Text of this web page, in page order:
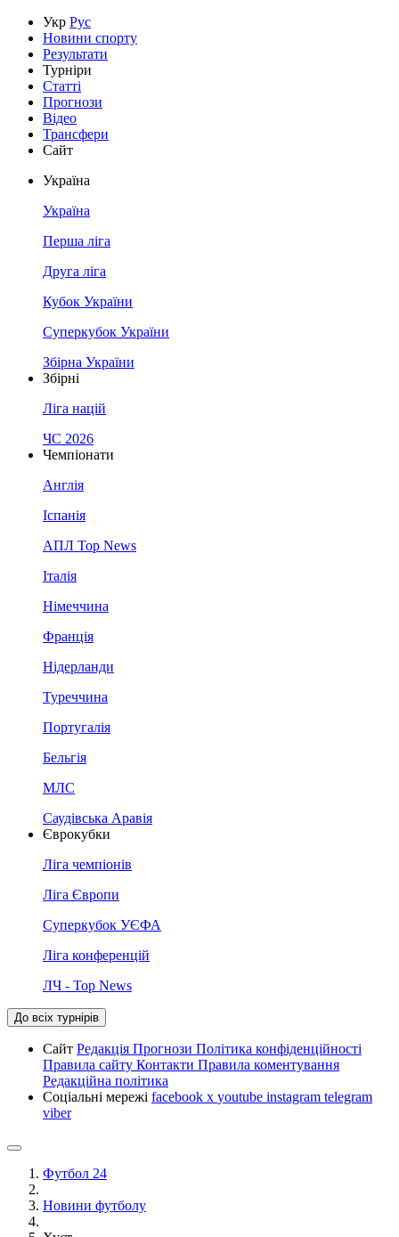
Укр Рус
Новини спорту
Результати
Турніри
Статті
Прогнози
Відео
Трансфери
Сайт
Україна
Україна
Перша ліга
Друга ліга
Кубок України
Суперкубок України
Збірна України
Збірні
Ліга націй
ЧС 2026
Чемпіонати
Англія
Іспанія
АПЛ Top News
Італія
Німеччина
Франція
Нідерланди
Туреччина
Португалія
Бельгія
МЛС
Саудівська Аравія
Єврокубки
Ліга чемпіонів
Ліга Європи
Суперкубок УЄФА
Ліга конференцій
ЛЧ - Top News
До всіх турнірів
Сайт Редакція Прогнози Політика конфіденційності
Правила сайту Контакти Правила коментування
Редакційна політика
Соціальні мережі facebook x youtube instagram telegram
viber
Футбол 24
Новини футболу